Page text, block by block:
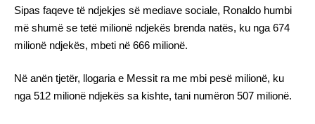
Sipas faqeve të ndjekjes së mediave sociale, Ronaldo humbi
më shumë se tetë milionë ndjekës brenda natës, ku nga 674
milionë ndjekës, mbeti në 666 milionë.
Në anën tjetër, llogaria e Messit ra me mbi pesë milionë, ku
nga 512 milionë ndjekës sa kishte, tani numëron 507 milionë.